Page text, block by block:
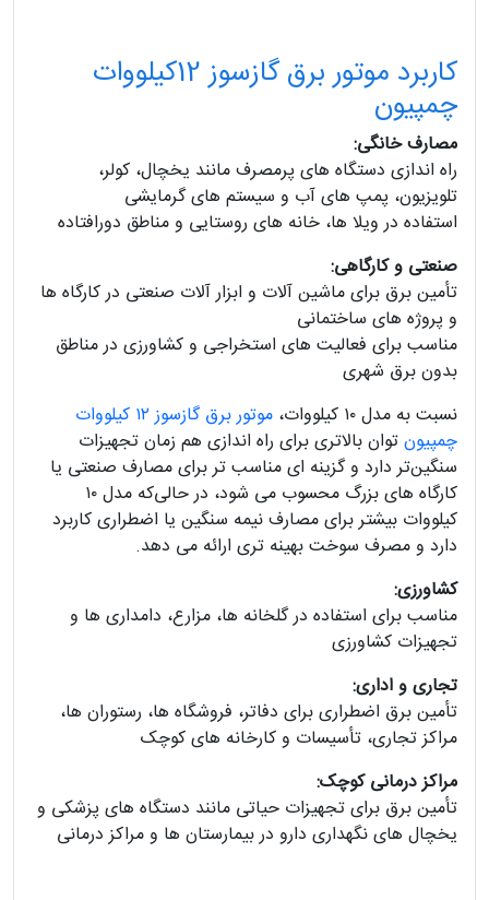
کاربرد موتور برق گازسوز 12کیلووات
چمپیون
مصارف خانگی:
راه‌ اندازی دستگاه‌ های پرمصرف مانند یخچال، کولر،
تلویزیون، پمپ‌ های آب و سیستم‌ های گرمایشی
استفاده در ویلا ها، خانه‌ های روستایی و مناطق دورافتاده
صنعتی و کارگاهی:
تأمین برق برای ماشین‌ آلات و ابزار آلات صنعتی در کارگاه‌ ها
و پروژه‌ های ساختمانی
مناسب برای فعالیت‌ های استخراجی و کشاورزی در مناطق
بدون برق شهری
نسبت به مدل ۱۰ کیلووات،
موتور برق گازسوز ۱۲ کیلووات
چمپیونتوان بالاتری برای راه‌ اندازی هم‌ زمان تجهیزات
سنگین‌تر دارد و گزینه‌ ای مناسب‌ تر برای مصارف صنعتی یا
کارگاه‌ های بزرگ محسوب می‌ شود، در حالی‌که مدل ۱۰
کیلووات بیشتر برای مصارف نیمه‌ سنگین یا اضطراری کاربرد
دارد و مصرف سوخت بهینه‌ تری ارائه می‌ دهد.
کشاورزی:
مناسب برای استفاده در گلخانه‌ ها، مزارع، دامداری‌ ها و
تجهیزات کشاورزی
تجاری و اداری:
تأمین برق اضطراری برای دفاتر، فروشگاه‌ ها، رستوران‌ ها،
مراکز تجاری، تأسیسات و کارخانه‌ های کوچک
مراکز درمانی کوچک:
تأمین برق برای تجهیزات حیاتی مانند دستگاه‌ های پزشکی و
یخچال‌ های نگهداری دارو در بیمارستان‌ ها و مراکز درمانی